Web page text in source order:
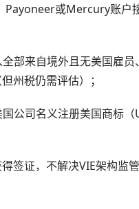
Payoneer或Mercury账户
部来自境外且无美国雇
州税仍需评估）；
国公司名义注册美国商标
签证，不解决VIE架构监